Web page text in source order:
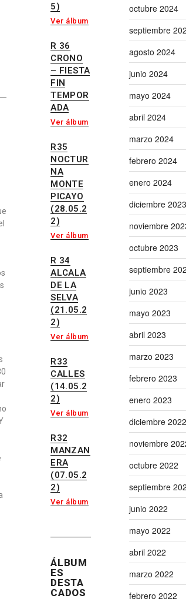
5)
Ver álbum
R 36
CRONO
– FIESTA
FIN
TEMPOR
ADA
Ver álbum
R35
NOCTUR
NA
MONTE
PICAYO
(28.05.2
2)
Ver álbum
R 34
ALCALA
DE LA
SELVA
(21.05.2
2)
Ver álbum
R33
CALLES
(14.05.2
2)
Ver álbum
R32
MANZAN
ERA
(07.05.2
2)
Ver álbum
ÁLBUM
ES
DESTA
CADOS
octubre 2024
septiembre
agosto 2024
junio 2024
mayo 2024
abril 2024
marzo 2024
febrero 2024
enero 2024
diciembre 2023
noviembre
octubre 2023
septiembre
junio 2023
mayo 2023
abril 2023
marzo 2023
febrero 2023
enero 2023
diciembre 2022
noviembre
octubre 2022
septiembre
junio 2022
mayo 2022
abril 2022
marzo 2022
febrero 2022